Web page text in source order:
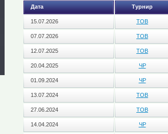
Дата Турнир
15.07.2026 ТОВ
07.07.2026 ТОВ
12.07.2025 ТОВ
20.04.2025 ЧР
01.09.2024 ЧР
13.07.2024 ТОВ
27.06.2024 ТОВ
14.04.2024 ЧР